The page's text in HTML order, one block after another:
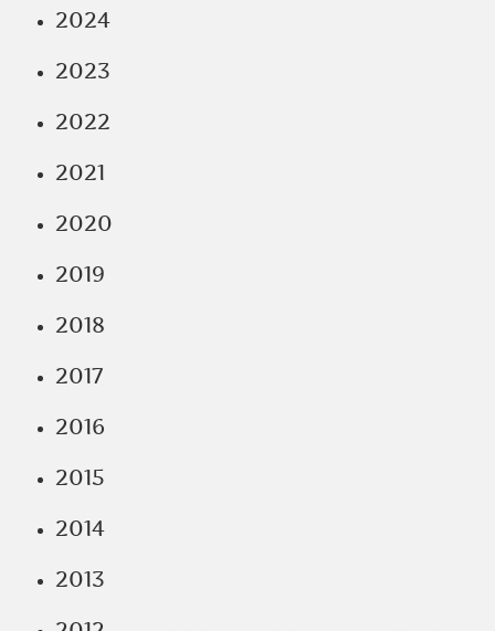
2024
2023
2022
2021
2020
2019
2018
2017
2016
2015
2014
2013